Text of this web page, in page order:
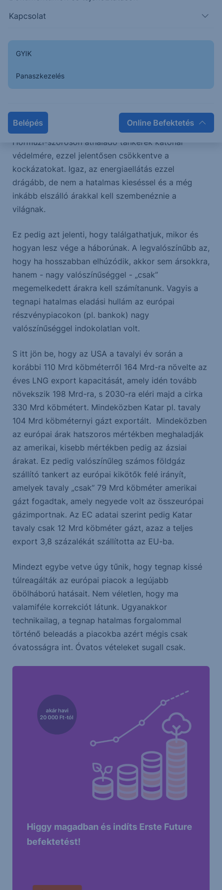
Kapcsolat
GYIK
Panaszkezelés
Belépés Online Befektetés
A második, globális hatás élét pedig a tegnapi
utasította az Egyesült Államok Nemzetközi
Development Finance Corporation), hogy nyújtson
„politikai kockázati biztosítást és garanciákat az
érdekében, különösen az Öblön keresztül szállított
energiára vonatkozóan”. Egyúttal ígéretet tett a
Hormuzi-szoroson áthaladó tankerek katonai
védelmére, ezzel jelentősen csökkentve a
kockázatokat. Igaz, az energiaellátás ezzel
drágább, de nem a hatalmas kieséssel és a még
inkább elszálló árakkal kell szembenéznie a
világnak.
Ez pedig azt jelenti, hogy találgathatjuk, mikor és
hogyan lesz vége a háborúnak. A legvalószínűbb az,
hogy ha hosszabban elhúzódik, akkor sem ársokkra,
hanem - nagy valószínűséggel - „csak”
megemelkedett árakra kell számítanunk. Vagyis a
tegnapi hatalmas eladási hullám az európai
részvénypiacokon (pl. bankok) nagy
valószínűséggel indokolatlan volt.
S itt jön be, hogy az USA a tavalyi év során a
korábbi 110 Mrd köbméterről 164 Mrd-ra növelte az
éves LNG export kapacitását, amely idén tovább
növekszik 198 Mrd-ra, s 2030-ra eléri majd a cirka
330 Mrd köbmétert. Mindeközben Katar pl. tavaly
104 Mrd köbméternyi gázt exportált. Mindeközben
az európai árak hatszoros mértékben meghaladják
az amerikai, kisebb mértékben pedig az ázsiai
árakat. Ez pedig valószínűleg számos földgáz
szállító tankert az európai kikötők felé irányít,
amelyek tavaly „csak” 79 Mrd köbméter amerikai
gázt fogadtak, amely negyede volt az összeurópai
gázimportnak. Az EC adatai szerint pedig Katar
tavaly csak 12 Mrd köbméter gázt, azaz a teljes
export 3,8 százalékát szállította az EU-ba.
Mindezt egybe vetve úgy tűnik, hogy tegnap kissé
túlreagálták az európai piacok a legújabb
öbölháború hatásait. Nem véletlen, hogy ma
valamiféle korrekciót látunk. Ugyanakkor
technikailag, a tegnap hatalmas forgalommal
történő beleadás a piacokba azért mégis csak
óvatosságra int. Óvatos vételeket sugall csak.
Higgy magadban és indíts Erste Future
befektetést!